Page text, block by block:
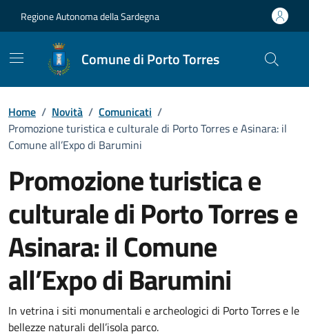
Regione Autonoma della Sardegna
Comune di Porto Torres
Home / Novità / Comunicati /
Promozione turistica e culturale di Porto Torres e Asinara: il
Comune all’Expo di Barumini
Promozione turistica e
culturale di Porto Torres e
Asinara: il Comune
all’Expo di Barumini
Dettagli della notizia
In vetrina i siti monumentali e archeologici di Porto Torres e le
bellezze naturali dell’isola parco.